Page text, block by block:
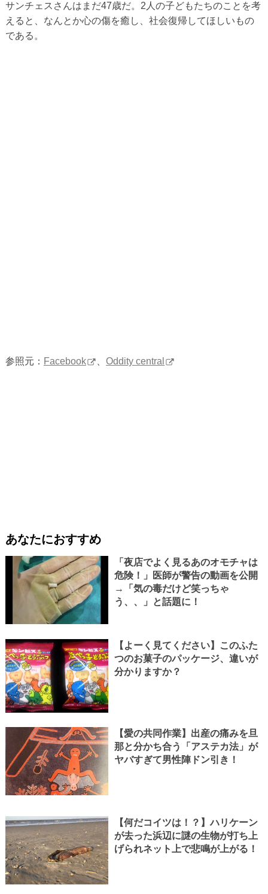
サンチェスさんはまだ47歳だ。2人の子どもたちのことを考
えると、なんとか心の傷を癒し、社会復帰してほしいもの
である。
参照元： Facebook 、Oddity central
あなたにおすすめ
「夜店でよく見るあのオモチャは
危険！」医師が警告の動画を公開
→「気の毒だけど笑っちゃ
う、、」と話題に！
【よーく見てください】このふた
つのお菓子のパッケージ、違いが
分かりますか？
【愛の共同作業】出産の痛みを旦
那と分かち合う「アステカ法」が
ヤバすぎて男性陣ドン引き！
【何だコイツは！？】ハリケーン
が去った浜辺に謎の生物が打ち上
げられネット上で悲鳴が上がる！